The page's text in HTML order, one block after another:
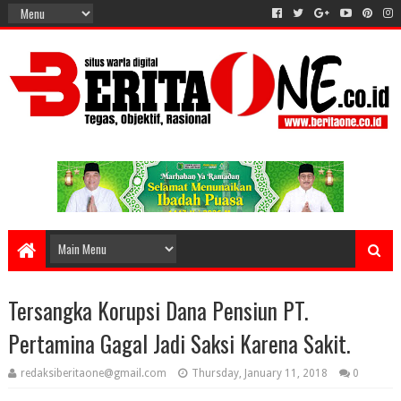
Tersangka Korupsi Dana Pensiun PT.
Pertamina Gagal Jadi Saksi Karena Sakit.
redaksiberitaone@gmail.com Thursday, January 11, 2018 0